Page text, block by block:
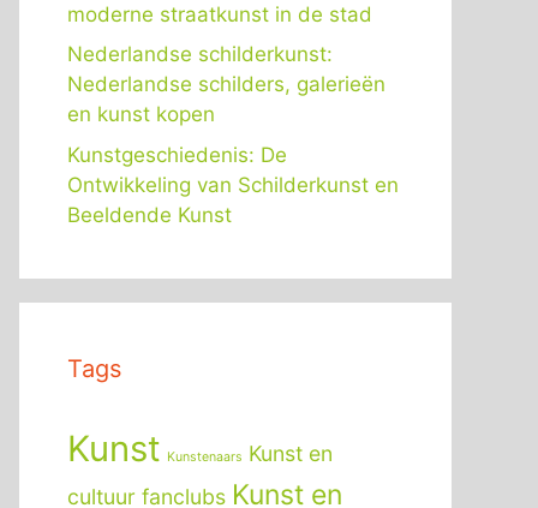
moderne straatkunst in de stad
Nederlandse schilderkunst:
Nederlandse schilders, galerieën
en kunst kopen
Kunstgeschiedenis: De
Ontwikkeling van Schilderkunst en
Beeldende Kunst
Tags
Kunst Kunstenaars Kunst en
cultuur fanclubs Kunst en